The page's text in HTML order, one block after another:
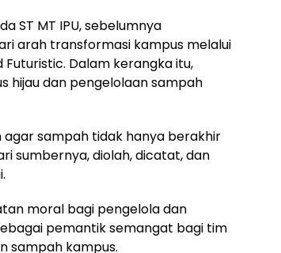
ST MT IPU, sebelumnya
arah transformasi kampus melalui
Dalam kerangka itu,
hijau dan pengelolaan sampah
agar sampah tidak hanya berakhir
sumbernya, diolah, dicatat, dan
moral bagi pengelola dan
pemantik semangat bagi tim
sampah kampus.